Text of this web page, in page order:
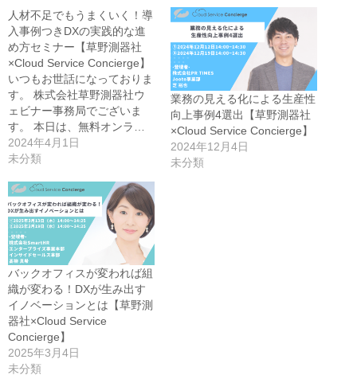
ク
リ
ッ
ク
し
て
く
だ
さ
い
(新
し
い
ウ
ィ
ン
ウ
で
開
き
ま
人材不足でもうまくいく！導
入事例つきDXの実践的な進
め方セミナー【草野測器社
×Cloud Service Concierge】
いつもお世話になっておりま
す。 株式会社草野測器社ウ
ェビナー事務局でございま
す。 本日は、無料オンラ…
2024年4月1日
未分類
業務の見える化による生産性
向上事例4選出【草野測器社
×Cloud Service Concierge】
2024年12月4日
未分類
バックオフィスが変われば組
織が変わる！DXが生み出す
イノベーションとは【草野測
器社×Cloud Service
Concierge】
2025年3月4日
未分類